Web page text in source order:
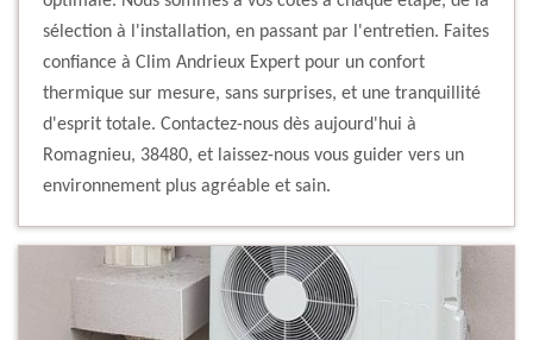
sélection à l'installation, en passant par l'entretien. Faites
confiance à Clim Andrieux Expert pour un confort
thermique sur mesure, sans surprises, et une tranquillité
d'esprit totale. Contactez-nous dès aujourd'hui à
Romagnieu, 38480, et laissez-nous vous guider vers un
environnement plus agréable et sain.